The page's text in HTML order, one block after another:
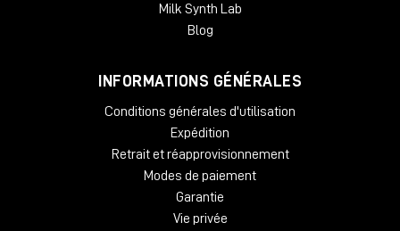
Milk Synth Lab
Blog
INFORMATIONS GÉNÉRALES
Conditions générales d'utilisation
Expédition
Retrait et réapprovisionnement
Modes de paiement
Garantie
Vie privée